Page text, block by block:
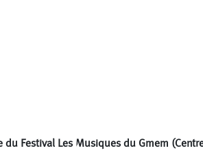
Festival Les Musiques du Gmem